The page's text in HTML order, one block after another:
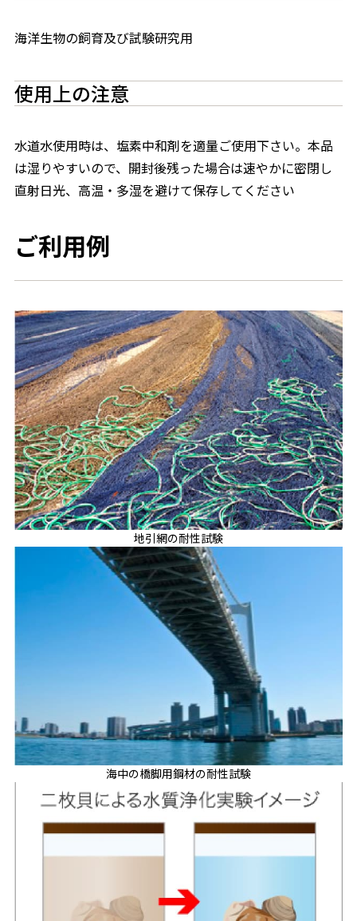
海洋生物の飼育及び試験研究用
使用上の注意
水道水使用時は、塩素中和剤を適量ご使用下さい。本品
は湿りやすいので、開封後残った場合は速やかに密閉し
直射日光、高温・多湿を避けて保存してください
ご利用例
地引網の耐性試験
海中の橋脚用鋼材の耐性試験